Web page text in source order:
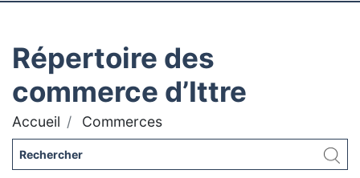
Répertoire des
commerce d’Ittre
Accueil Commerces